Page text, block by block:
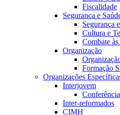
Fiscalidade
Segurança e
Segurança
Cultura e
Combate
Organização
Formação
Organizações
Interjovem
Inter-reformados
CIMH